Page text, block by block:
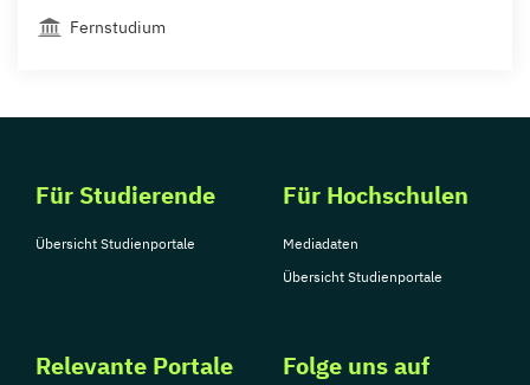
Fernstudium
Für Studierende
Übersicht Studienportale
Für Hochschulen
Mediadaten
Übersicht Studienportale
Relevante Portale Folge uns auf